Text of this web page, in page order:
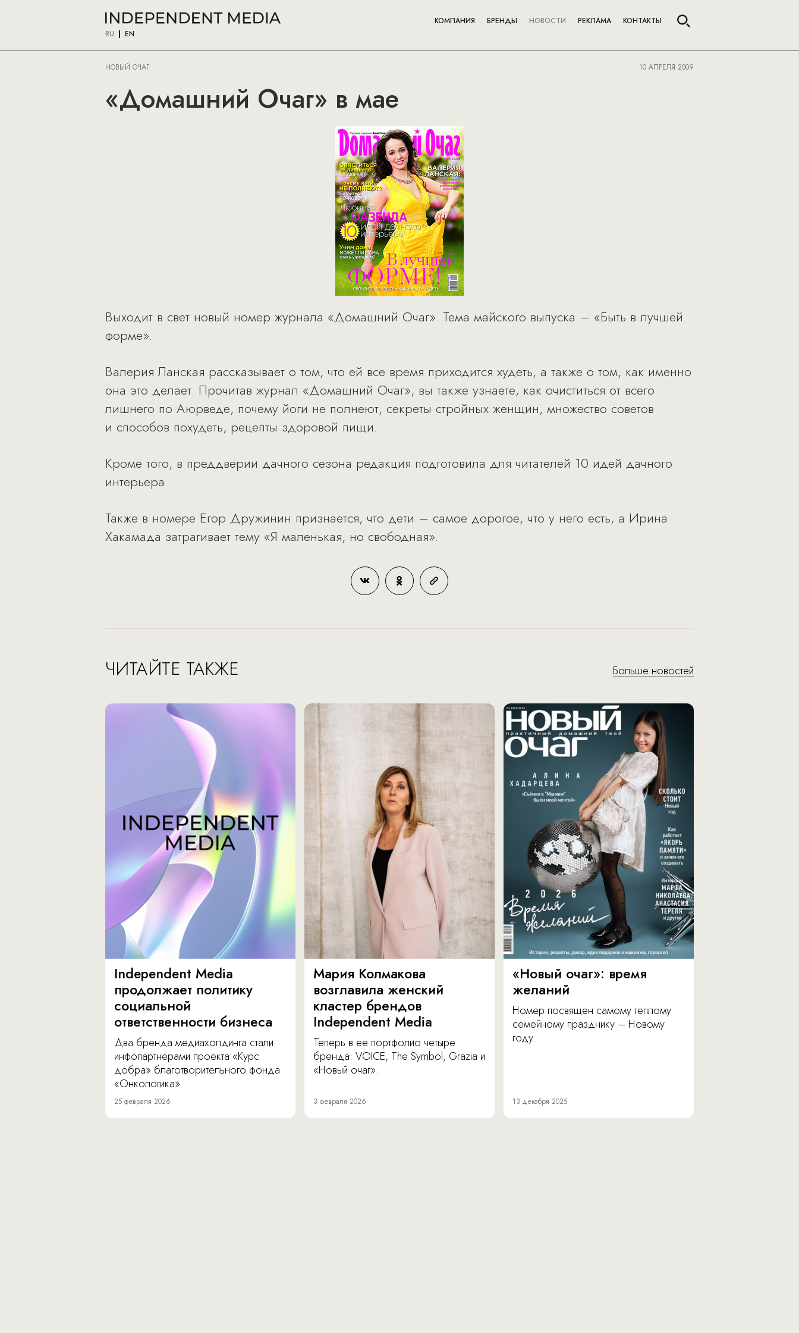
RU EN
КОМПАНИЯ БРЕНДЫ НОВОСТИ РЕКЛАМА КОНТАКТЫ
НОВЫЙ ОЧАГ 10 АПРЕЛЯ 2009
«Домашний Очаг» в мае
Выходит в свет новый номер журнала «Домашний Очаг». Тема майского выпуска – «Быть в лучшей
форме».
Валерия Ланская рассказывает о том, что ей все время приходится худеть, а также о том, как именно
она это делает. Прочитав журнал «Домашний Очаг», вы также узнаете, как очиститься от всего
лишнего по Аюрведе, почему йоги не полнеют, секреты стройных женщин, множество советов
и способов похудеть, рецепты здоровой пищи.
Кроме того, в преддверии дачного сезона редакция подготовила для читателей 10 идей дачного
интерьера.
Также в номере Егор Дружинин признается, что дети – самое дорогое, что у него есть, а Ирина
Хакамада затрагивает тему «Я маленькая, но свободная».
ЧИТАЙТЕ ТАКЖЕ Больше новостей
Independent Media
продолжает политику
социальной
ответственности бизнеса
Два бренда медиахолдинга стали
инфопартнерами проекта «Курс
добра» благотворительного фонда
«Онкологика».
25 февраля 2026
Мария Колмакова
возглавила женский
кластер брендов
Independent Media
Теперь в ее портфолио четыре
бренда: VOICE, The Symbol, Grazia и
«Новый очаг».
3 февраля 2026
«Новый очаг»: время
желаний
Номер посвящен самому теплому
семейному празднику – Новому
году.
13 декабря 2025